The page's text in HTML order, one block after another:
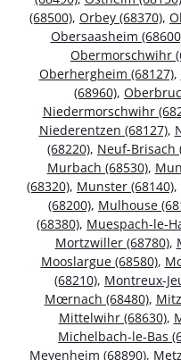
(68500), Orbey (68370),
Obersaasheim
Obermorschwihr
Oberhergheim (68127),
(68960),
Niedermorschwihr
Niederentzen (68127),
(68220), Neuf-Brisach
Murbach (68530),
(68320), Munster (68140),
(68200), Mulhouse
(68380), Muespach-le-
Mortzwiller (68780),
Mooslargue (68580),
(68210), Montreux-
Mœrnach (68480),
Mittelwihr (68630),
Michelbach-le-Bas
Meyenheim (68890),